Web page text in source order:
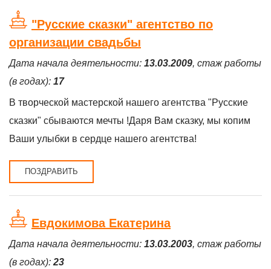
"Русские сказки" агентство по
организации свадьбы
Дата начала деятельности: 13.03.2009, стаж работы
(в годах): 17
В творческой мастерской нашего агентства "Русские
сказки" сбываются мечты !Даря Вам сказку, мы копим
Ваши улыбки в сердце нашего агентства!
ПОЗДРАВИТЬ
Евдокимова Екатерина
Дата начала деятельности: 13.03.2003, стаж работы
(в годах): 23